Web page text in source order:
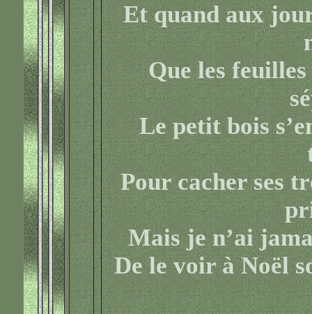
Et quand aux
Que les
Le petit bois
Pour cacher ses
Mais je n’ai
De le voir à Noël